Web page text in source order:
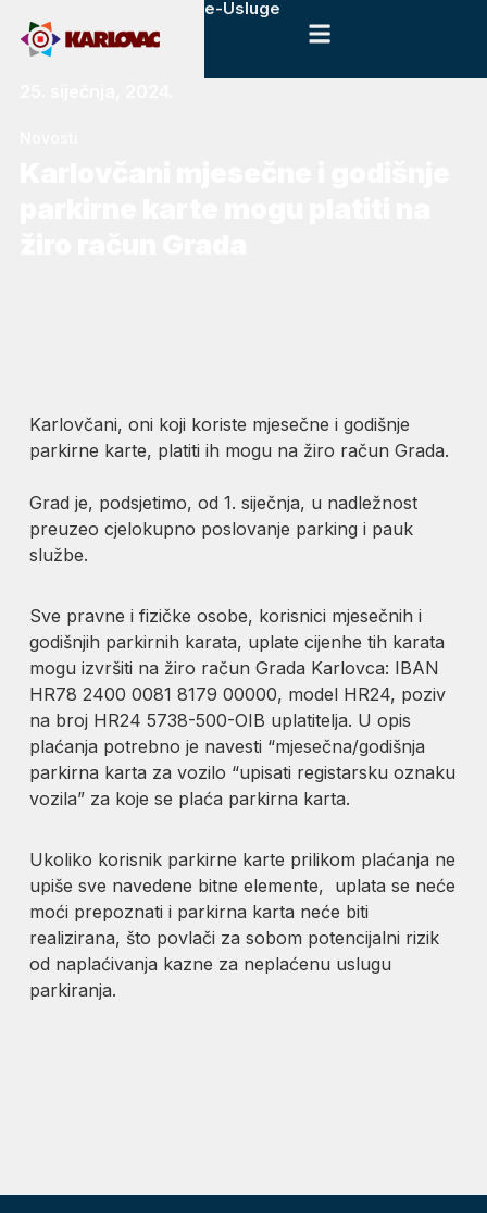
e-Usluge
Karlovčani, oni koji koriste mjesečne i godišnje
parkirne karte, platiti ih mogu na žiro račun Grada.
Grad je, podsjetimo, od 1. siječnja, u nadležnost
preuzeo cjelokupno poslovanje parking i pauk
službe.
Sve pravne i fizičke osobe, korisnici mjesečnih i
godišnjih parkirnih karata, uplate cijenhe tih karata
mogu izvršiti na žiro račun Grada Karlovca: IBAN
HR78 2400 0081 8179 00000, model HR24, poziv
na broj HR24 5738-500-OIB uplatitelja. U opis
plaćanja potrebno je navesti “mjesečna/godišnja
parkirna karta za vozilo “upisati registarsku oznaku
vozila” za koje se plaća parkirna karta.
Ukoliko korisnik parkirne karte prilikom plaćanja ne
upiše sve navedene bitne elemente, uplata se neće
moći prepoznati i parkirna karta neće biti
realizirana, što povlači za sobom potencijalni rizik
od naplaćivanja kazne za neplaćenu uslugu
parkiranja.